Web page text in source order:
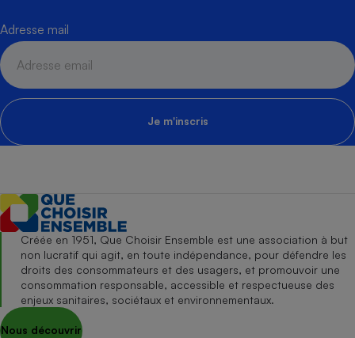
Adresse mail
Je m'inscris
Créée en 1951, Que Choisir Ensemble est une association à but
non lucratif qui agit, en toute indépendance, pour défendre les
droits des consommateurs et des usagers, et promouvoir une
consommation responsable, accessible et respectueuse des
enjeux sanitaires, sociétaux et environnementaux.
Nous découvrir